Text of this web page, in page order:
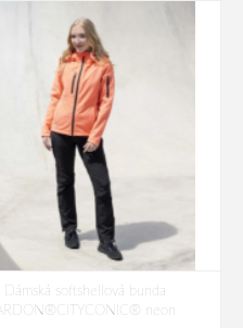
Dámská softshellová bunda
ARDON®CITYCONIC® neon